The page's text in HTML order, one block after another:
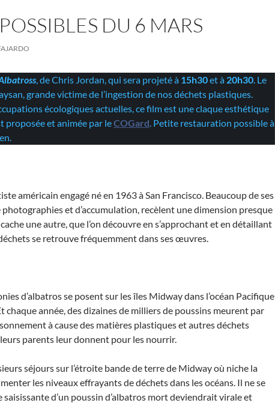
DU 6 MARS
, de Chris Jordan, qui sera projeté à 15h30et à 20h30. Le
grande victime de l’ingestion de nos déchets plastiques.
écologiques actuelles, ce film est une claque esthétique
proposée et animée par leCOGard. Petite restauration possible à
américain engagé né en 1963 à San Francisco. Beaucoup de ses
et d’accumulation, recèlent une dimension presque
une autre, que l’on découvre en s’approchant et en détaillant
se retrouve fréquemment dans ses œuvres.
d’albatros se posent sur les îles Midway dans l’océan Pacifique
chaque année, des dizaines de milliers de poussins meurent par
à cause des matières plastiques et autres déchets
parents leur donnent pour les nourrir.
séjours sur l’étroite bande de terre de Midway où niche la
les niveaux effrayants de déchets dans les océans. Il ne se
saisissante d’un poussin d’albatros mort deviendrait virale et